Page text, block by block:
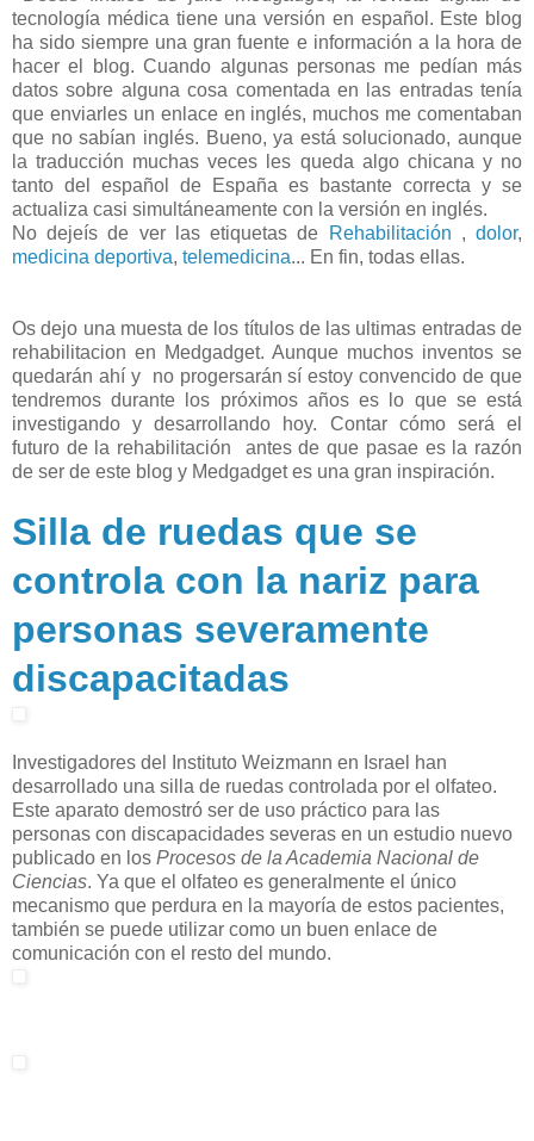
tecnología médica tiene una versión en español. Este blog
ha sido siempre una gran fuente e información a la hora de
hacer el blog. Cuando algunas personas me pedían más
datos sobre alguna cosa comentada en las entradas tenía
que enviarles un enlace en inglés, muchos me comentaban
que no sabían inglés. Bueno, ya está solucionado, aunque
la traducción muchas veces les queda algo chicana y no
tanto del español de España es bastante correcta y se
actualiza casi simultáneamente con la versión en inglés.
No dejeís de ver las etiquetas de
Rehabilitación ,dolor,
medicina deportiva, telemedicina... En fin, todas ellas.
Os dejo una muesta de los títulos de las ultimas entradas de
rehabilitacion en Medgadget. Aunque muchos inventos se
quedarán ahí y no progersarán sí estoy convencido de que
tendremos durante los próximos años es lo que se está
investigando y desarrollando hoy. Contar cómo será el
futuro de la rehabilitación antes de que pasae es la razón
de ser de este blog y Medgadget es una gran inspiración.
Silla de ruedas que se
controla con la nariz para
personas severamente
discapacitadas
Investigadores del Instituto Weizmann en Israel han
desarrollado una silla de ruedas controlada por el olfateo.
Este aparato demostró ser de uso práctico para las
personas con discapacidades severas en un estudio nuevo
publicado en los Procesos de la Academia Nacional de
Ciencias. Ya que el olfateo es generalmente el único
mecanismo que perdura en la mayoría de estos pacientes,
también se puede utilizar como un buen enlace de
comunicación con el resto del mundo.